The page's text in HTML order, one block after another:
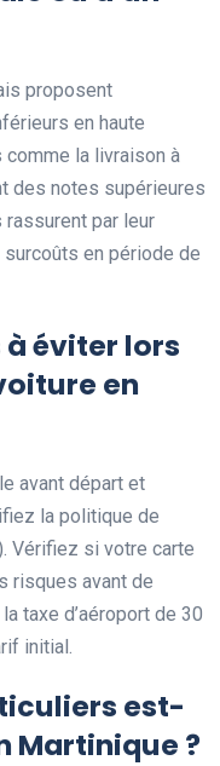
proposent
en haute
la livraison à
des notes supérieures
par leur
en période de
à éviter lors
en
avant départ et
la politique de
Vérifiez si votre carte
risques avant de
taxe d’aéroport de 30
initial.
est-
Martinique ?